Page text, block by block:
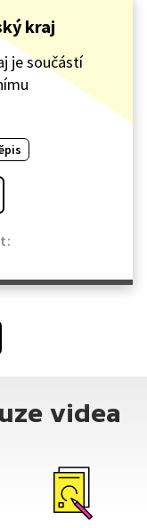
kraj
je součástí
videa